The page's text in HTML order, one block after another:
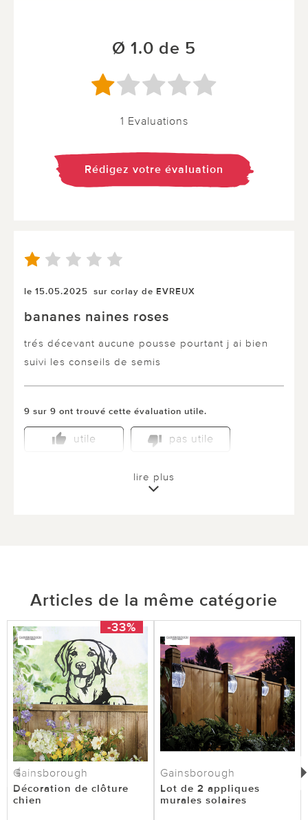
Ø 1.0 de 5
1 Evaluations
Rédigez votre évaluation
le 15.05.2025 sur corlay de EVREUX
bananes naines roses
trés décevant aucune pousse pourtant j ai bien
suivi les conseils de semis
9 sur 9 ont trouvé cette évaluation utile.
utile pas utile
lire plus
Articles de la même catégorie
-33%
Gainsborough
Décoration de clôture
chien
Gainsborough
Lot de 2 appliques
murales solaires